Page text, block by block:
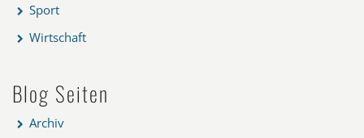
Sport
Wirtschaft
Blog Seiten
Archiv